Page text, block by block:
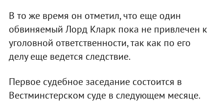
В то же время он отметил, что еще один
обвиняемый Лорд Кларк пока не привлечен к
уголовной ответственности, так как по его
делу еще ведется следствие.
Первое судебное заседание состоится в
Вестминстерском суде в следующем месяце.